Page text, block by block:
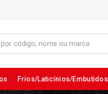
Frios/Laticínios/Embutidos